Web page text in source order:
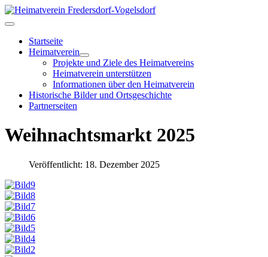
Startseite
Heimatverein
Projekte und Ziele des Heimatvereins
Heimatverein unterstützen
Informationen über den Heimatverein
Historische Bilder und Ortsgeschichte
Partnerseiten
Weihnachtsmarkt 2025
Veröffentlicht: 18. Dezember 2025